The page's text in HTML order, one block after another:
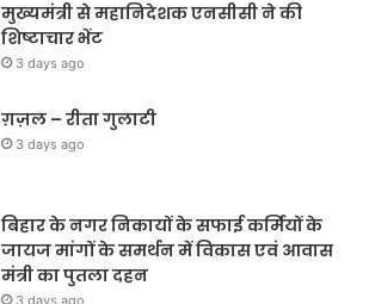
मुख्यमंत्री से महानिदेशक एनसीसी ने की
शिष्टाचार भेंट
3 days ago
ग़ज़ल – रीता गुलाटी
3 days ago
बिहार के नगर निकायों के सफाई कर्मियों के
जायज मांगों के समर्थन में विकास एवं आवास
मंत्री का पुतला दहन